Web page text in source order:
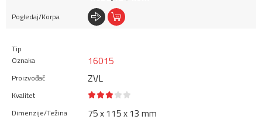
16015
ZVL
75 x 115 x 13 mm